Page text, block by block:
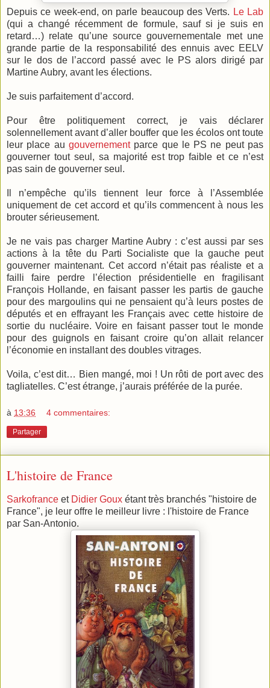
Depuis ce week-end, on parle beaucoup des Verts. Le Lab
(qui a changé récemment de formule, sauf si je suis en
retard…) relate qu’une source gouvernementale met une
grande partie de la responsabilité des ennuis avec EELV
sur le dos de l’accord passé avec le PS alors dirigé par
Martine Aubry, avant les élections.
Je suis parfaitement d’accord.
Pour être politiquement correct, je vais déclarer
solennellement avant d’aller bouffer que les écolos ont toute
leur place au gouvernementparce que le PS ne peut pas
gouverner tout seul, sa majorité est trop faible et ce n’est
pas sain de gouverner seul.
Il n’empêche qu’ils tiennent leur force à l’Assemblée
uniquement de cet accord et qu’ils commencent à nous les
brouter sérieusement.
Je ne vais pas charger Martine Aubry : c’est aussi par ses
actions à la tête du Parti Socialiste que la gauche peut
gouverner maintenant. Cet accord n’était pas réaliste et a
failli faire perdre l’élection présidentielle en fragilisant
François Hollande, en faisant passer les partis de gauche
pour des margoulins qui ne pensaient qu’à leurs postes de
députés et en effrayant les Français avec cette histoire de
sortie du nucléaire. Voire en faisant passer tout le monde
pour des guignols en faisant croire qu’on allait relancer
l’économie en installant des doubles vitrages.
Voila, c’est dit… Bien mangé, moi ! Un rôti de port avec des
tagliatelles. C’est étrange, j’aurais préférée de la purée.
à 13:36 4 commentaires:
Partager
L'histoire de France
Sarkofrance et Didier Goux étant très branchés "histoire de
France", je leur offre le meilleur livre : l'histoire de France
par San-Antonio.